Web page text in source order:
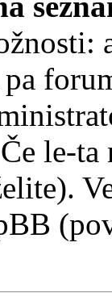
le-ta